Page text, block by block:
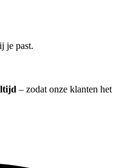
je past.
– zodat onze klanten